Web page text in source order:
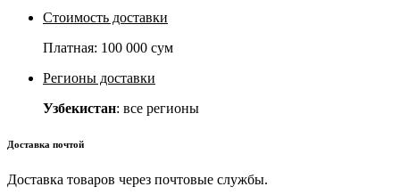
Стоимость доставки
Платная: 100 000 сум
Регионы доставки
Узбекистан: все регионы
Доставка почтой
Доставка товаров через почтовые службы.